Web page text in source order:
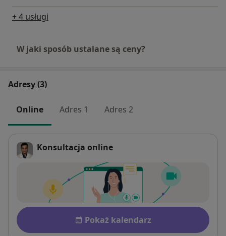
+ 4 usługi
W jaki sposób ustalane są ceny?
Adresy (3)
Online Adres 1 Adres 2
Konsultacja online
Dostępność
Pokaż kalendarz